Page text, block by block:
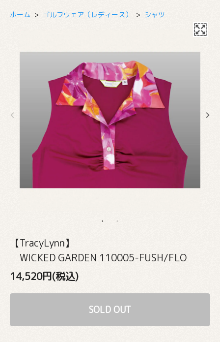
ホーム > ゴルフウェア（レディース） > シャツ
【TracyLynn】
WICKED GARDEN 110005-FUSH/FLO
14,520円(税込)
SOLD OUT